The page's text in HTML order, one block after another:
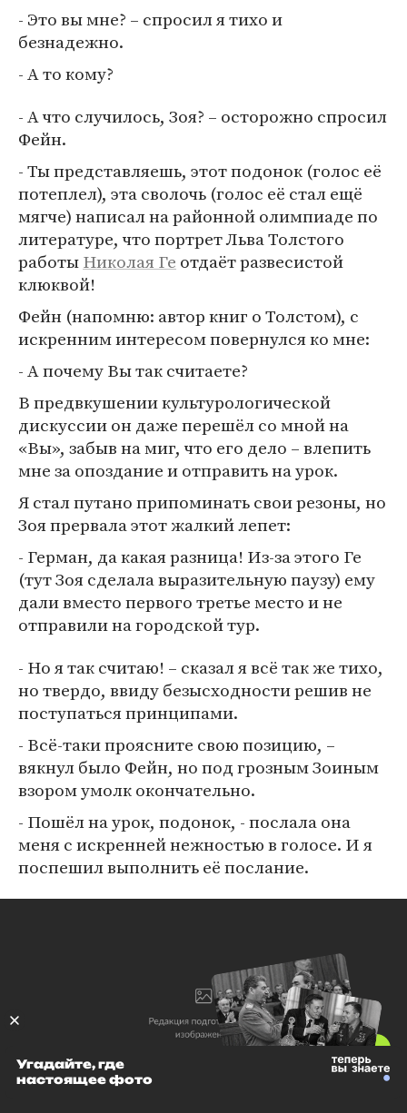
- Это вы мне? – спросил я тихо и
безнадежно.
- А то кому?
- А что случилось, Зоя? – осторожно спросил
Фейн.
- Ты представляешь, этот подонок (голос её
потеплел), эта сволочь (голос её стал ещё
мягче) написал на районной олимпиаде по
литературе, что портрет Льва Толстого
работыНиколая Ге отдаёт развесистой
клюквой!
Фейн (напомню: автор книг о Толстом), с
искренним интересом повернулся ко мне:
- А почему Вы так считаете?
В предвкушении культурологической
дискуссии он даже перешёл со мной на
«Вы», забыв на миг, что его дело – влепить
мне за опоздание и отправить на урок.
Я стал путано припоминать свои резоны, но
Зоя прервала этот жалкий лепет:
- Герман, да какая разница! Из-за этого Ге
(тут Зоя сделала выразительную паузу) ему
дали вместо первого третье место и не
отправили на городской тур.
- Но я так считаю! – сказал я всё так же тихо,
но твердо, ввиду безысходности решив не
поступаться принципами.
- Всё-таки проясните свою позицию, –
вякнул было Фейн, но под грозным Зоиным
взором умолк окончательно.
- Пошёл на урок, подонок, - послала она
меня с искренней нежностью в голосе. И я
поспешил выполнить её послание.
Угадайте, где
настоящее фото